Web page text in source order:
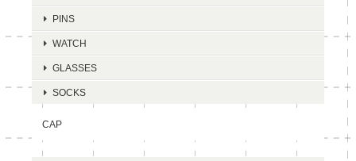
PINS
WATCH
GLASSES
SOCKS
CAP